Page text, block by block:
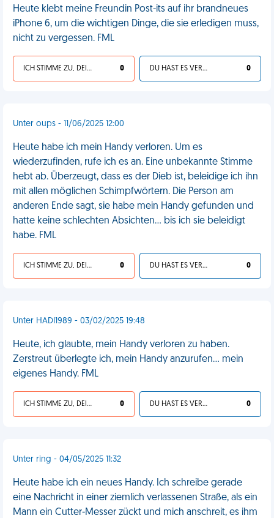
Heute klebt meine Freundin Post-its auf ihr brandneues
iPhone 6, um die wichtigen Dinge, die sie erledigen muss,
nicht zu vergessen. FML
ICH STIMME ZU, DEIN LEBEN IST SCHEISSE 0 DU HAST ES VERDIENT 0
Unter oups - 11/06/2025 12:00
Heute habe ich mein Handy verloren. Um es
wiederzufinden, rufe ich es an. Eine unbekannte Stimme
hebt ab. Überzeugt, dass es der Dieb ist, beleidige ich ihn
mit allen möglichen Schimpfwörtern. Die Person am
anderen Ende sagt, sie habe mein Handy gefunden und
hatte keine schlechten Absichten... bis ich sie beleidigt
habe. FML
ICH STIMME ZU, DEIN LEBEN IST SCHEISSE 0 DU HAST ES VERDIENT 0
Unter HADI1989 - 03/02/2025 19:48
Heute, ich glaubte, mein Handy verloren zu haben.
Zerstreut überlegte ich, mein Handy anzurufen... mein
eigenes Handy. FML
ICH STIMME ZU, DEIN LEBEN IST SCHEISSE 0 DU HAST ES VERDIENT 0
Unter ring - 04/05/2025 11:32
Heute habe ich ein neues Handy. Ich schreibe gerade
eine Nachricht in einer ziemlich verlassenen Straße, als ein
Mann ein Cutter-Messer zückt und mich anschreit, es ihm